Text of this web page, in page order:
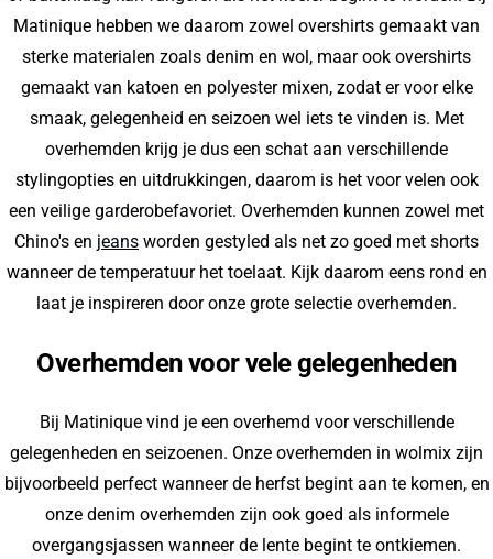
Matinique hebben we daarom zowel overshirts gemaakt van
sterke materialen zoals denim en wol, maar ook overshirts
gemaakt van katoen en polyester mixen, zodat er voor elke
smaak, gelegenheid en seizoen wel iets te vinden is. Met
overhemden krijg je dus een schat aan verschillende
stylingopties en uitdrukkingen, daarom is het voor velen ook
een veilige garderobefavoriet. Overhemden kunnen zowel met
Chino's en jeans worden gestyled als net zo goed met shorts
wanneer de temperatuur het toelaat. Kijk daarom eens rond en
laat je inspireren door onze grote selectie overhemden.
Overhemden voor vele gelegenheden
Bij Matinique vind je een overhemd voor verschillende
gelegenheden en seizoenen. Onze overhemden in wolmix zijn
bijvoorbeeld perfect wanneer de herfst begint aan te komen, en
onze denim overhemden zijn ook goed als informele
overgangsjassen wanneer de lente begint te ontkiemen.